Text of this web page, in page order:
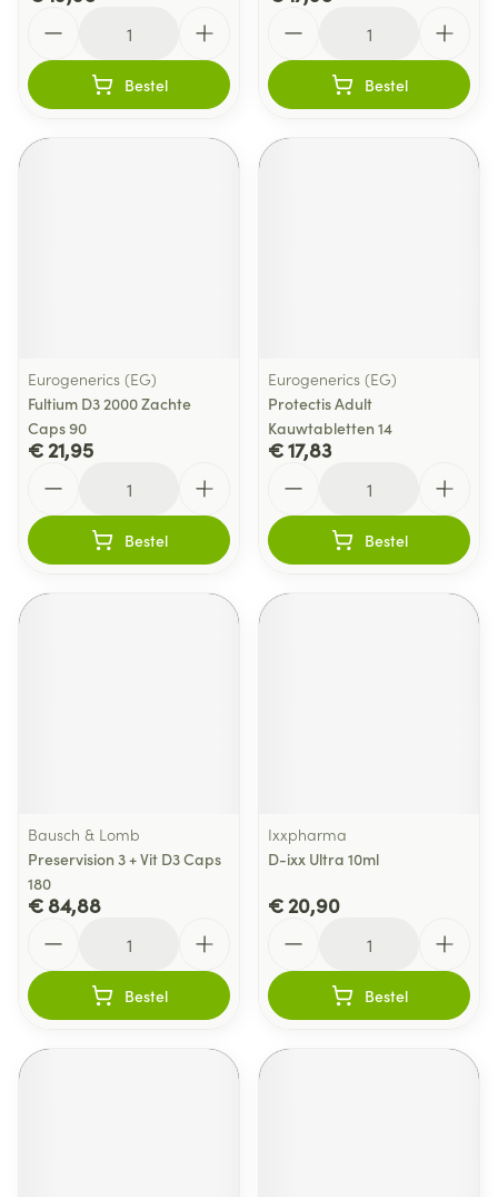
Bestel Bestel
Eurogenerics (EG)
Fultium D3 2000 Zachte
Caps 90
€ 21,95
Bestel
Eurogenerics (EG)
Protectis Adult
Kauwtabletten 14
€ 17,83
Bestel
Bausch & Lomb
Preservision 3 + Vit D3 Caps
180
€ 84,88
Bestel
Ixxpharma
D-ixx Ultra 10ml
€ 20,90
Bestel